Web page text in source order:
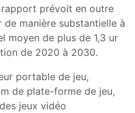
prévoit en outre
manière substantielle à
moyen de plus de 1,3 ur
de 2020 à 2030.
portable de jeu,
de plate-forme de jeu,
jeux vidéo